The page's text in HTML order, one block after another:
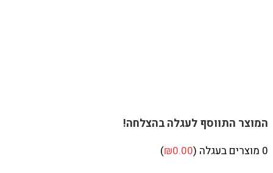
המוצר התווסף לעגלה בהצלחה!
0 מוצרים בעגלה ( ₪0.00
)